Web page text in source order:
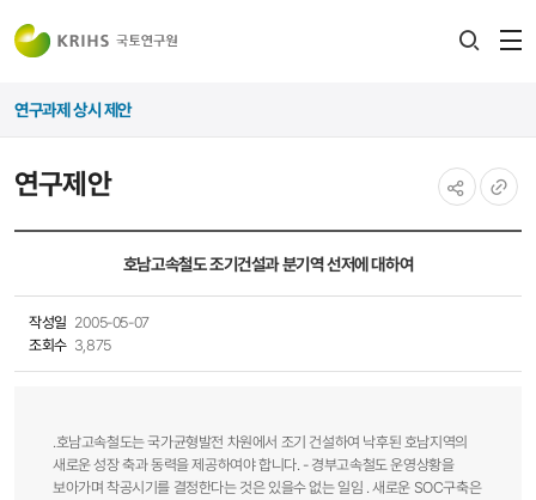
연구제안
연구과제 상시 제안
호남고속철도 조기건설과 분기역 선저에 대하여
작성일 2005-05-07
조회수 3,875
.호남고속철도는 국가균형발전 차원에서 조기 건설하여 낙후된 호남지역의
새로운 성장 축과 동력을 제공하여야 합니다. - 경부고속철도 운영상황을
보아가며 착공시기를 결정한다는 것은 있을수 없는 일임 . 새로운 SOC구축은